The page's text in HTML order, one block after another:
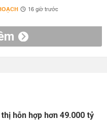
16 giờ trước
hỗn hợp hơn 49.000 tỷ